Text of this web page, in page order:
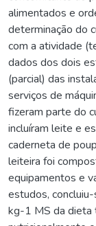
alimentados e
determinação do
com a atividade
dados dos dois
(parcial) das
serviços de
fizeram parte do
incluíram leite e
caderneta de
leiteira foi
equipamentos e
estudos,
kg-1 MS da dieta